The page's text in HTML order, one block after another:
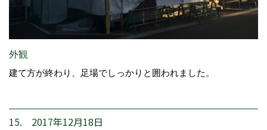
外観
建て方が終わり、足場でしっかりと囲われました。
15. 2017年12月18日